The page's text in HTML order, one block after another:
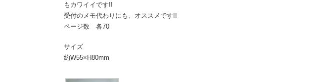
もカワイイです!!
受付のメモ代わりにも、オススメです!!
ページ数 各70
サイズ
約W55×H80mm